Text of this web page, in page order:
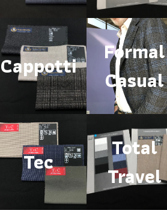
Cappotti
Formal
Casual
Tec
Total
Travel